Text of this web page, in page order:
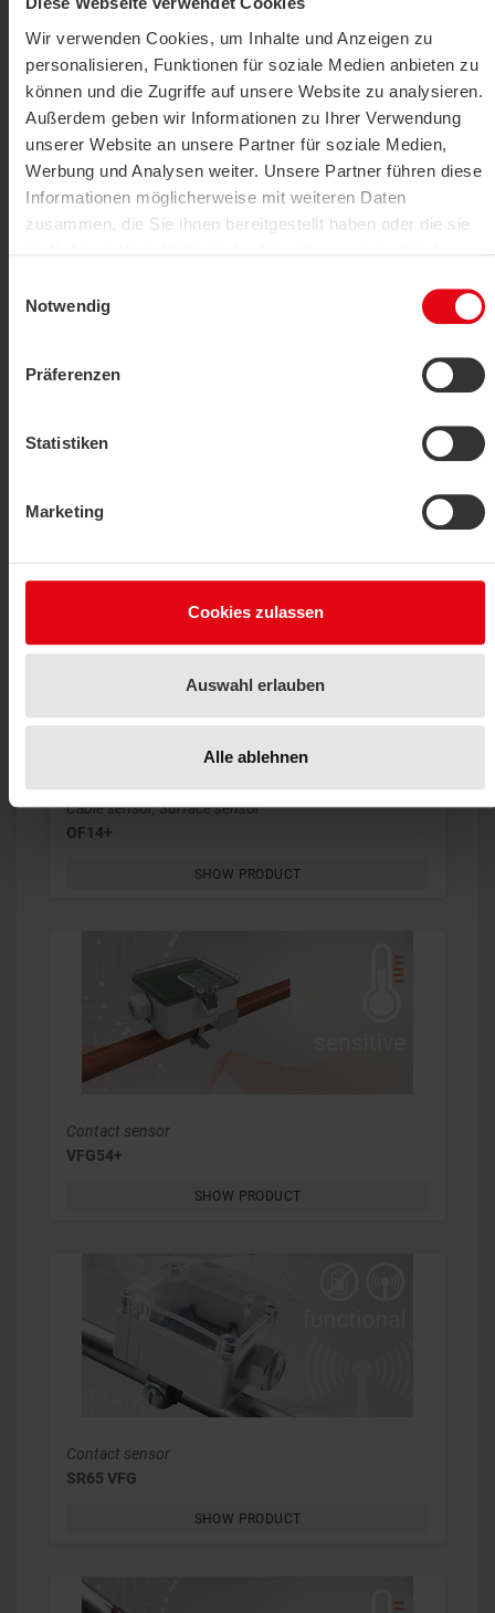
Wir verwenden Cookies, um Inhalte und Anzeigen zu
personalisieren, Funktionen für soziale Medien anbieten zu
können und die Zugriffe auf unsere Website zu analysieren.
Außerdem geben wir Informationen zu Ihrer Verwendung
unserer Website an unsere Partner für soziale Medien,
Werbung und Analysen weiter. Unsere Partner führen diese
Informationen möglicherweise mit weiteren Daten
zusammen, die Sie ihnen bereitgestellt haben oder die sie
Datenschutzerklärung
Notwendig
Präferenzen
Statistiken
Marketing
Cookies zulassen
Auswahl erlauben
Alle ablehnen
Cable sensor, Surface sensor
PR25+
SHOW PRODUCT
OF14
Cable sensor, Surface sensor
OF14+
SHOW PRODUCT
Contact sensor
VFG54+
SHOW PRODUCT
Contact sensor
SR65 VFG
SHOW PRODUCT